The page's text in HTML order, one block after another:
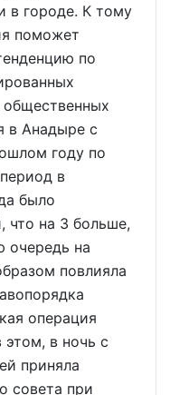
в городе. К тому
поможет
по
общественных
в Анадыре с
году по
в
было
что на 3 больше,
очередь на
повлияла
операция
этом, в ночь с
приняла
совета при